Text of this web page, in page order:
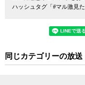
結果的に1995年に1人当
停滞を続け、遂にはG7の
転げ落ちようかというと
しまうことが自明であっ
ハッシュタグ「#マル激見た
同じカテゴリーの放送